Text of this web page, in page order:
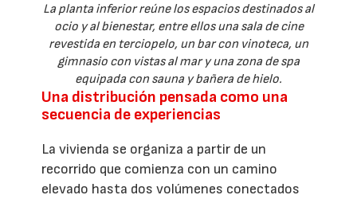
La planta inferior reúne los espacios destinados al
ocio y al bienestar, entre ellos una sala de cine
revestida en terciopelo, un bar con vinoteca, un
gimnasio con vistas al mar y una zona de spa
equipada con sauna y bañera de hielo.
Una distribución pensada como una
secuencia de experiencias
La vivienda se organiza a partir de un
recorrido que comienza con un camino
elevado hasta dos volúmenes conectados